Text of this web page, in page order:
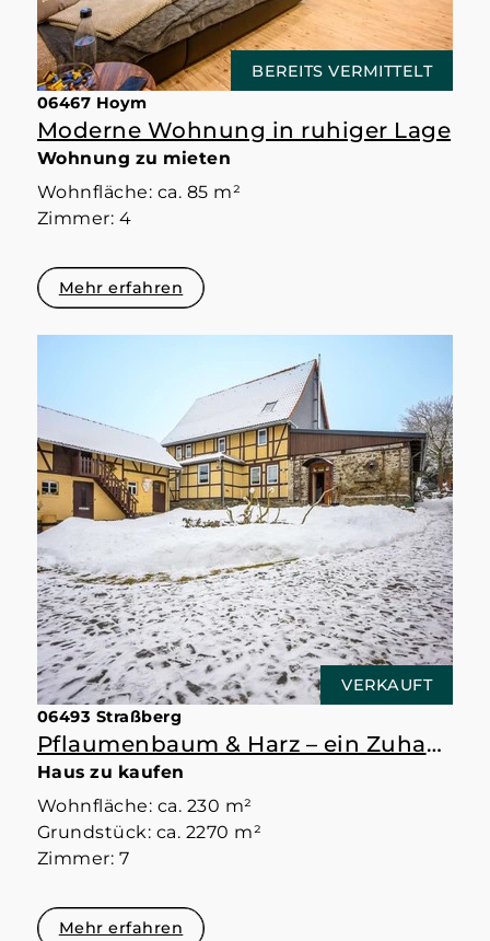
BEREITS VERMITTELT
06467 Hoym
Moderne Wohnung in ruhiger Lage
Wohnung zu mieten
Wohnfläche: ca. 85 m²
Zimmer: 4
Mehr erfahren
VERKAUFT
06493 Straßberg
Pflaumenbaum & Harz – ein Zuhause mit Raum
Haus zu kaufen
Wohnfläche: ca. 230 m²
Grundstück: ca. 2270 m²
Zimmer: 7
Mehr erfahren